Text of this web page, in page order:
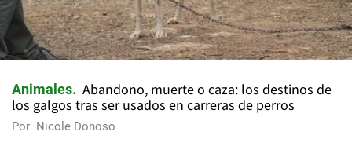
Animales
Abandono, muerte o caza: los destinos de
los galgos tras ser usados en carreras de perros
Por Nicole Donoso